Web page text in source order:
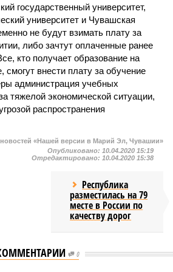
государственный университет,
университет и Чувашская
не будут взимать плату за
либо зачтут оплаченные ранее
кто получает образование на
смогут внести плату за обучение
администрация учебных
тяжелой экономической ситуации,
распространения
«Нашей версии в Марий Эл, Чувашии»
Опубликовано: 10.04.2020 15:19
Отредактировано: 10.04.2020 15:38
Республика
разместилась на 79
месте в России по
качеству дорог
0